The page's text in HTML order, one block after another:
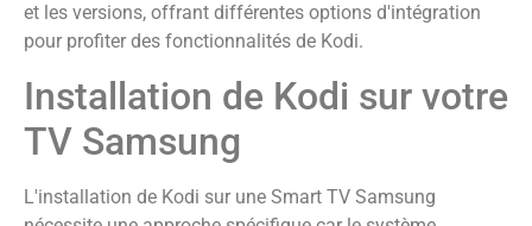
et les versions, offrant différentes options d'intégration
pour profiter des fonctionnalités de Kodi.
Installation de Kodi sur votre
TV Samsung
L'installation de Kodi sur une Smart TV Samsung